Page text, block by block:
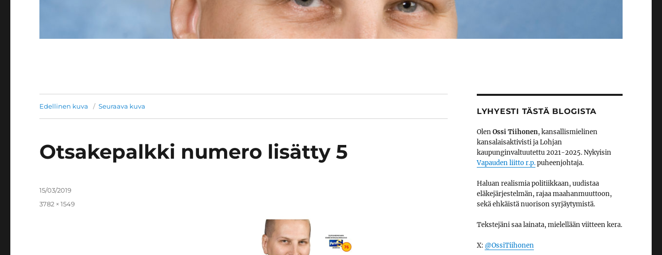
Edellinen kuva Seuraava kuva
Otsakepalkki numero lisätty 5
Julkaistu
15/03/2019
Täysikokoinen
3782 × 1549
LYHYESTI TÄSTÄ BLOGISTA
OlenOssi Tiihonen, kansallismielinen
kansalaisaktivisti ja Lohjan
kaupunginvaltuutettu 2021-2025. Nykyisin
Vapauden liitto r.p.puheenjohtaja.
Haluan realismia politiikkaan, uudistaa
eläkejärjestelmän, rajaa maahanmuuttoon,
sekä ehkäistä nuorison syrjäytymistä.
Tekstejäni saa lainata, mielellään viitteen kera.
X: @OssiTiihonen